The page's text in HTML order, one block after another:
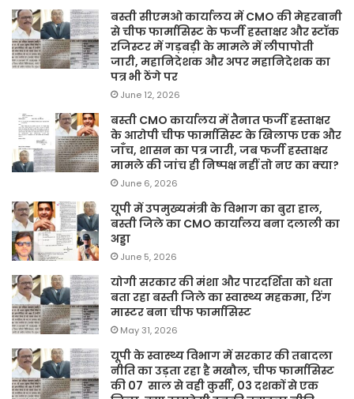
बस्ती सीएमओ कार्यालय में CMO की मेहरबानी
से चीफ फार्मासिस्ट के फर्जी हस्ताक्षर और स्टॉक
रजिस्टर में गड़बड़ी के मामले में लीपापोती
जारी, महानिदेशक और अपर महानिदेशक का
पत्र भी ठेंगे पर
June 12, 2026
बस्ती CMO कार्यालय में तैनात फर्जी हस्ताक्षर
के आरोपी चीफ फार्मासिस्ट के खिलाफ एक और
जाँच, शासन का पत्र जारी, जब फर्जी हस्ताक्षर
मामले की जांच ही निष्पक्ष नहीं तो नए का क्या?
June 6, 2026
यूपी में उपमुख्यमंत्री के विभाग का बुरा हाल,
बस्ती जिले का CMO कार्यालय बना दलाली का
अड्डा
June 5, 2026
योगी सरकार की मंशा और पारदर्शिता को धता
बता रहा बस्ती जिले का स्वास्थ्य महकमा, रिंग
मास्टर बना चीफ फार्मासिस्ट
May 31, 2026
यूपी के स्वास्थ्य विभाग में सरकार की तबादला
नीति का उड़ता रहा है मखौल, चीफ फार्मासिस्ट
की 07 साल से वही कुर्सी, 03 दशकों से एक